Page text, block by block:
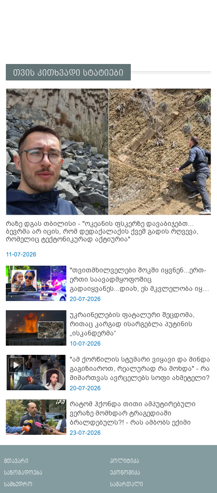
თვის კითხვადი სტატიები
რაზე დგას თბილისი - "ოკეანის ფსკერზე დავაბიჯებთ...
ბევრმა არ იცის, რომ დედაქალაქის ქვეშ გადის რღვევა,
რომელიც ტექტონიკურად აქტიურია"
11-07-2026
"თვითმხილველები შოკში იყვნენ...ერთ-
ერთი საავადმყოფოშიც
გადაიყვანეს...დიახ, ეს მკვლელობა იყო"
- გორში დატრიალებული ტრაგედიის
20-07-2026
უკრაინელების ფატალური შეცდომა,
რითაც კარგად ისარგებლა პუტინის
„ისკანდერმა“
10-07-2026
"ამ ქორწილის სტუმარი ვიყავი და მინდა
გაგიზიაროთ, რეალურად რა მოხდა" - რა
მიმართვას ავრცელებს სოფი ახმეტელი?
20-07-2026
რატომ ჰქონდა თითი ამპუტირებული
ვერაზე მომხდარ ტრაგედიაში
ბრალდებულს?! - რას ამბობს ექიმი
23-07-2026
მთავარი
პოლიტიკა
საზოგადოება
ეკონომიკა
სამხედრო
სამართალი